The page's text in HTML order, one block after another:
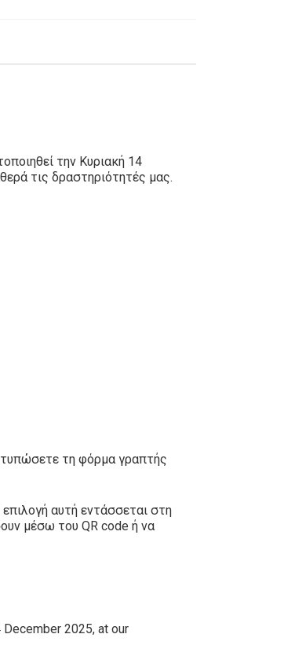
την Κυριακή 14
τις δραστηριότητές μας.
τη φόρμα γραπτής
αυτή εντάσσεται στη
μέσω του QR code ή να
2025, at our